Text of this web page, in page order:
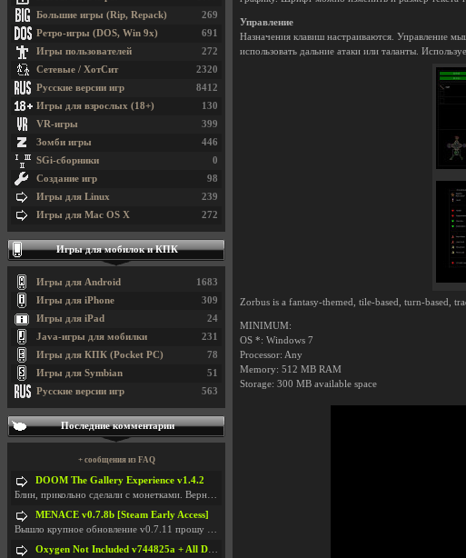
Управление
Назначения клавиш настраиваются. Управление
использовать дальние атаки или таланты.
Zorbus is a fantasy-themed, tile-based, turn-based,
MINIMUM:
OS *: Windows 7
Processor: Any
Memory: 512 MB RAM
Storage: 300 MB available space
269
Большие игры (Rip, Repack)
691
Ретро-игры (DOS, Win 9x)
272
Игры пользователей
2320
Сетевые / ХотСит
8412
Русские версии игр
130
Игры для взрослых (18+)
399
VR-игры
446
Зомби игры
0
SGi-сборники
98
Создание игр
239
Игры для Linux
272
Игры для Mac OS X
Игры для мобилок и КПК
1683
Игры для Android
309
Игры для iPhone
24
Игры для iPad
231
Java-игры для мобилки
78
Игры для КПК (Pocket PC)
51
Игры для Symbian
563
Русские версии игр
Последние комментарии
+ сообщения из FAQ
DOOM The Gallery Experience v1.4.2
Блин, прикольно сделали с монетками. Вернулся в св
MENACE v0.7.8b [Steam Early Access]
Вышло крупное обновление v0.7.11 прошу обновить
Oxygen Not Included v744825a + All DLC